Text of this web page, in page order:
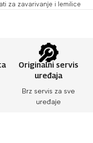
za zavarivanje i lemilice
Originalni servis
uređaja
Brz servis za sve
uređaje